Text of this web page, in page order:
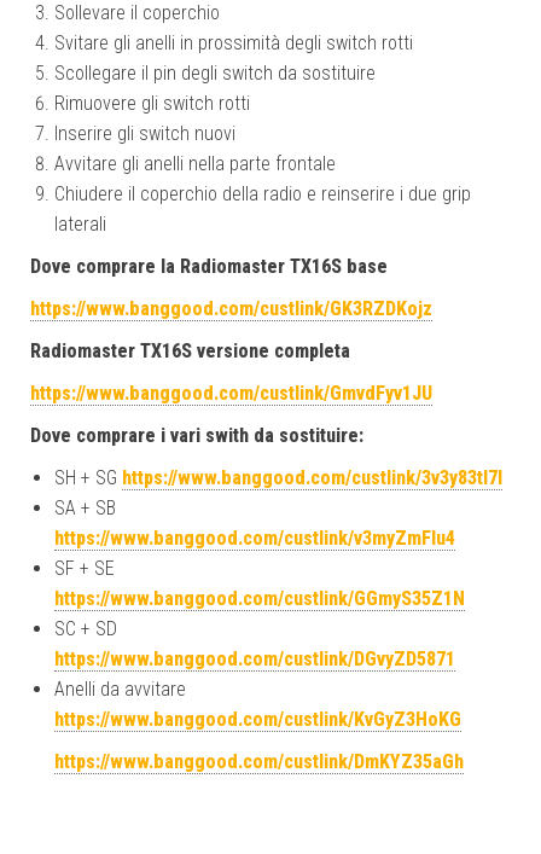
Sollevare il coperchio
Svitare gli anelli in prossimità degli switch rotti
Scollegare il pin degli switch da sostituire
Rimuovere gli switch rotti
Inserire gli switch nuovi
Avvitare gli anelli nella parte frontale
Chiudere il coperchio della radio e reinserire i due grip
laterali
Dove comprare la Radiomaster TX16S base
https://www.banggood.com/custlink/GK3RZDKojz
Radiomaster TX16S versione completa
https://www.banggood.com/custlink/GmvdFyv1JU
Dove comprare i vari swith da sostituire:
SH + SG https://www.banggood.com/custlink/3v3y83tI7l
SA + SB
https://www.banggood.com/custlink/v3myZmFIu4
SF + SE
https://www.banggood.com/custlink/GGmyS35Z1N
SC + SD
https://www.banggood.com/custlink/DGvyZD5871
Anelli da avvitare
https://www.banggood.com/custlink/KvGyZ3HoKG
https://www.banggood.com/custlink/DmKYZ35aGh